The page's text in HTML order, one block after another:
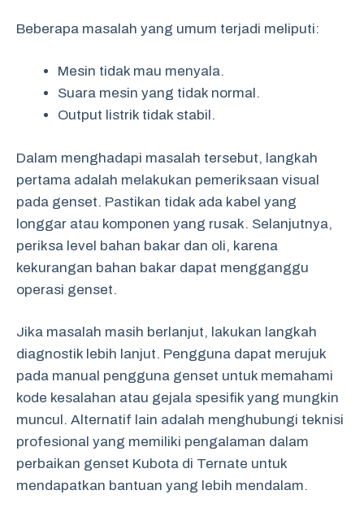
Beberapa masalah yang umum terjadi meliputi:
Mesin tidak mau menyala.
Suara mesin yang tidak normal.
Output listrik tidak stabil.
Dalam menghadapi masalah tersebut, langkah
pertama adalah melakukan pemeriksaan visual
pada genset. Pastikan tidak ada kabel yang
longgar atau komponen yang rusak. Selanjutnya,
periksa level bahan bakar dan oli, karena
kekurangan bahan bakar dapat mengganggu
operasi genset.
Jika masalah masih berlanjut, lakukan langkah
diagnostik lebih lanjut. Pengguna dapat merujuk
pada manual pengguna genset untuk memahami
kode kesalahan atau gejala spesifik yang mungkin
muncul. Alternatif lain adalah menghubungi teknisi
profesional yang memiliki pengalaman dalam
perbaikan genset Kubota di Ternate untuk
mendapatkan bantuan yang lebih mendalam.